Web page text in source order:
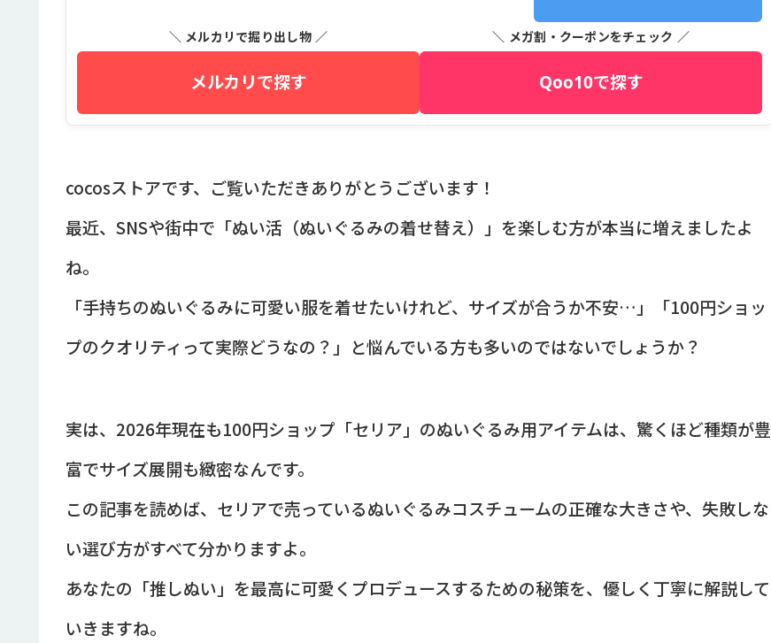
＼ メルカリで掘り出し物 ／
メルカリで探す
＼ メガ割・クーポンをチェック ／
Qoo10で探す
cocosストアです、ご覧いただきありがとうございます！
最近、SNSや街中で「ぬい活（ぬいぐるみの着せ替え）」を楽しむ方が本当に増えましたよ
ね。
「手持ちのぬいぐるみに可愛い服を着せたいけれど、サイズが合うか不安…」「100円ショッ
プのクオリティって実際どうなの？」と悩んでいる方も多いのではないでしょうか？
実は、2026年現在も100円ショップ「セリア」のぬいぐるみ用アイテムは、驚くほど種類が豊
富でサイズ展開も緻密なんです。
この記事を読めば、セリアで売っているぬいぐるみコスチュームの正確な大きさや、失敗しな
い選び方がすべて分かりますよ。
あなたの「推しぬい」を最高に可愛くプロデュースするための秘策を、優しく丁寧に解説して
いきますね。